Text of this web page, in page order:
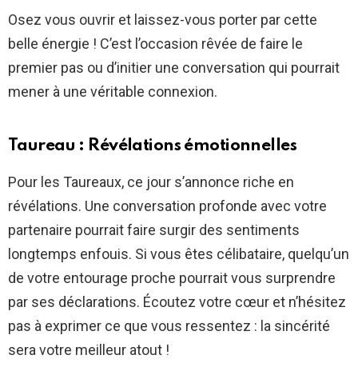
Osez vous ouvrir et laissez-vous porter par cette
belle énergie ! C’est l’occasion rêvée de faire le
premier pas ou d’initier une conversation qui pourrait
mener à une véritable connexion.
Taureau : Révélations émotionnelles
Pour les Taureaux, ce jour s’annonce riche en
révélations. Une conversation profonde avec votre
partenaire pourrait faire surgir des sentiments
longtemps enfouis. Si vous êtes célibataire, quelqu’un
de votre entourage proche pourrait vous surprendre
par ses déclarations. Écoutez votre cœur et n’hésitez
pas à exprimer ce que vous ressentez : la sincérité
sera votre meilleur atout !